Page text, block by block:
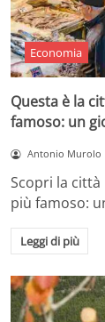
Economia
Questa è la
famoso: un
Antonio Murolo
Scopri la
più famoso:
Leggi di più